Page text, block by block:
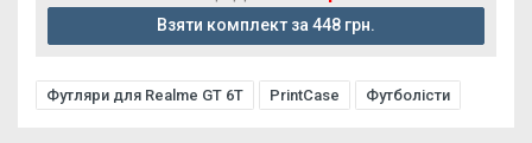
Взяти комплект за 448 грн.
Футляри для Realme GT 6T PrintCase Футболісти